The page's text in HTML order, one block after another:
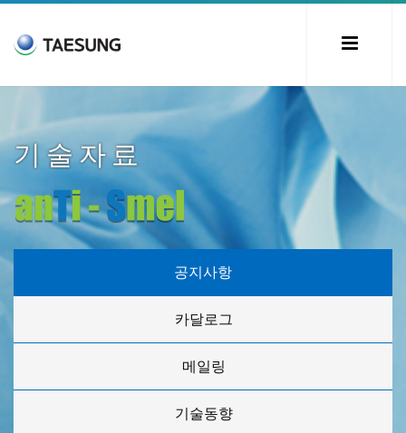
기술자료
공지사항
카달로그
메일링
기술동향